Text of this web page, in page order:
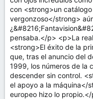
con <strong>un
vergonzoso</strong>
pensaba.</p> <p>La
<strong>El éxito de la
que, tras el anuncio del
1999, los números de la
descender sin control.
el apoyo a la máquina</
europeo hizo lo